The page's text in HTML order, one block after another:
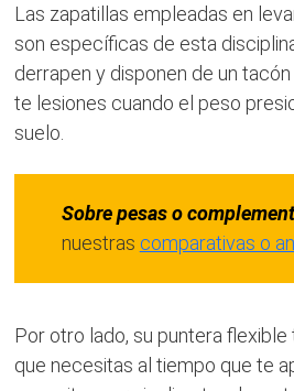
Las zapatillas empleadas en
son específicas de esta
derrapen y disponen de un
te lesiones cuando el peso
suelo.
Sobre pesas o
nuestras comparativas o
Por otro lado, su puntera flexible
que necesitas al tiempo que te